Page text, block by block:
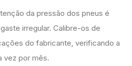
da pressão dos pneus é
irregular. Calibre-os de
do fabricante, verificando a
vez por mês.